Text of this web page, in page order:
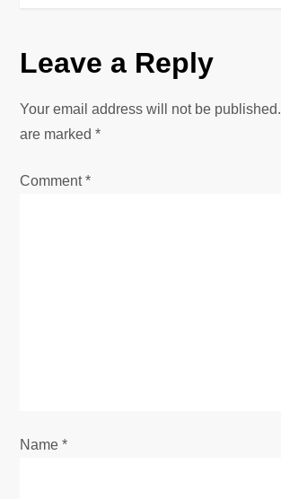
n
a
v
i
n
Leave a Reply
Your email address will not be published.
are marked*
Comment*
Name*